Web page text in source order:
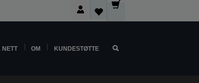
OM KUNDESTØTTE